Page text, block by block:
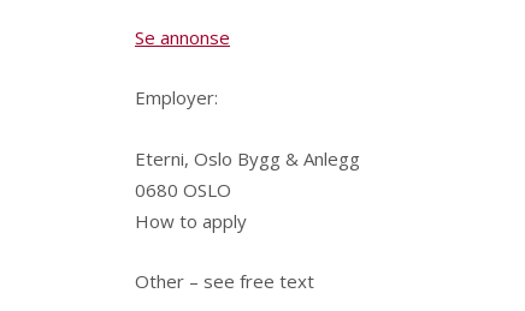
Se annonse
Employer:
Eterni, Oslo Bygg & Anlegg
0680 OSLO
How to apply
Other – see free text